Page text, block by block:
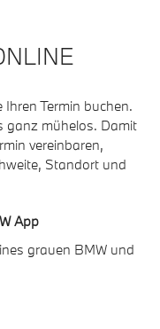
Termin buchen.
ganz mühelos. Damit
vereinbaren,
Standort und
App